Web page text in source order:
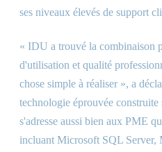
ses niveaux élevés de support
« IDU a trouvé la combinaison
d'utilisation et qualité
chose simple à réaliser », a
technologie éprouvée
s'adresse aussi bien aux PME
incluant Microsoft SQL